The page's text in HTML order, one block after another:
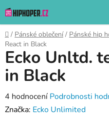
na
obsah
Domů
/ Pánské oblečení / Pánské hip
React in Black
Ecko Unltd.
in Black
Průměrné
hodnocení
4 hodnocení Podrobnosti
Značka: Ecko Unlimited